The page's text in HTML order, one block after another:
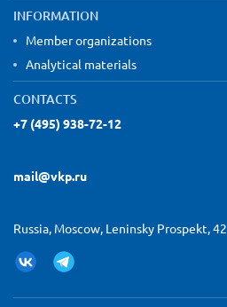
INFORMATION
Member organizations
Analytical materials
CONTACTS
+7 (495) 938-72-12
mail@vkp.ru
Russia, Moscow, Leninsky Prospekt, 42